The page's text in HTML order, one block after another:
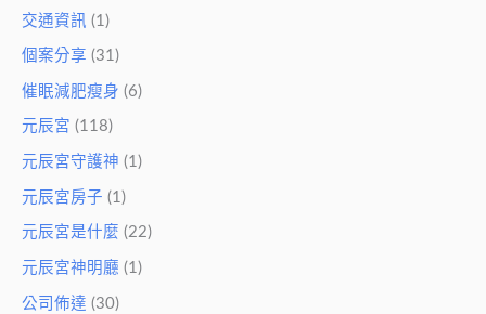
交通資訊 (1)
個案分享 (31)
催眠減肥瘦身 (6)
元辰宮 (118)
元辰宮守護神 (1)
元辰宮房子 (1)
元辰宮是什麼 (22)
元辰宮神明廳 (1)
公司佈達 (30)